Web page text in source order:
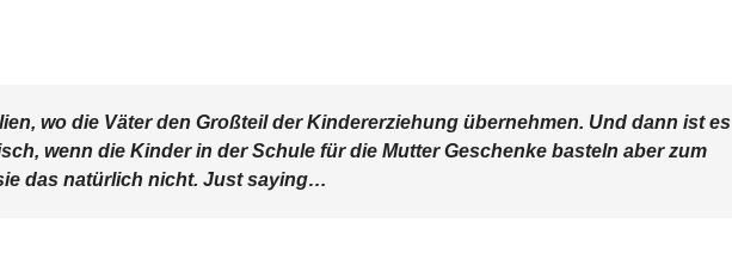
wo die Väter den Großteil der Kindererziehung übernehmen. Und dann ist es
wenn die Kinder in der Schule für die Mutter Geschenke basteln aber zum
das natürlich nicht. Just saying…